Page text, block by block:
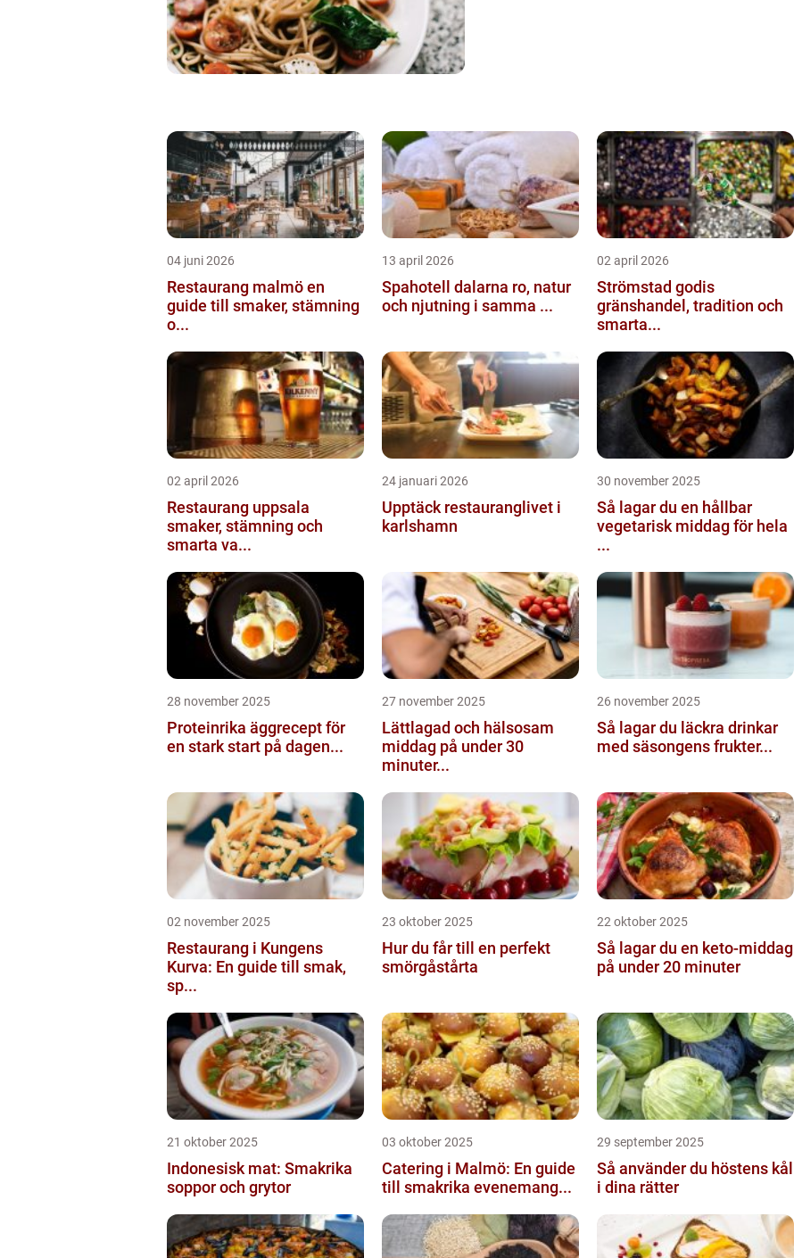
04 juni 2026
Restaurang malmö en
guide till smaker, stämning
o...
13 april 2026
Spahotell dalarna ro, natur
och njutning i samma ...
02 april 2026
Strömstad godis
gränshandel, tradition och
smarta...
02 april 2026
Restaurang uppsala
smaker, stämning och
smarta va...
24 januari 2026
Upptäck restauranglivet i
karlshamn
30 november 2025
Så lagar du en hållbar
vegetarisk middag för hela
...
28 november 2025
Proteinrika äggrecept för
en stark start på dagen...
27 november 2025
Lättlagad och hälsosam
middag på under 30
minuter...
26 november 2025
Så lagar du läckra drinkar
med säsongens frukter...
02 november 2025
Restaurang i Kungens
Kurva: En guide till smak,
sp...
23 oktober 2025
Hur du får till en perfekt
smörgåstårta
22 oktober 2025
Så lagar du en keto-middag
på under 20 minuter
21 oktober 2025
Indonesisk mat: Smakrika
soppor och grytor
03 oktober 2025
Catering i Malmö: En guide
till smakrika evenemang...
29 september 2025
Så använder du höstens kål
i dina rätter